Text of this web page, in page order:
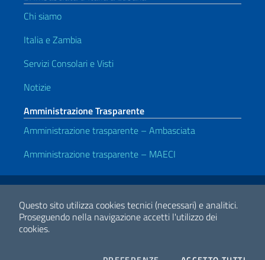
Questo sito utilizza cookies tecnici (necessari) e analitici.
Proseguendo nella navigazione accetti l'utilizzo dei
cookies.
Chi siamo
Italia e Zambia
Servizi Consolari e Visti
Notizie
Amministrazione Trasparente
Amministrazione trasparente – Ambasciata
Amministrazione trasparente – MAECI
Link Utili